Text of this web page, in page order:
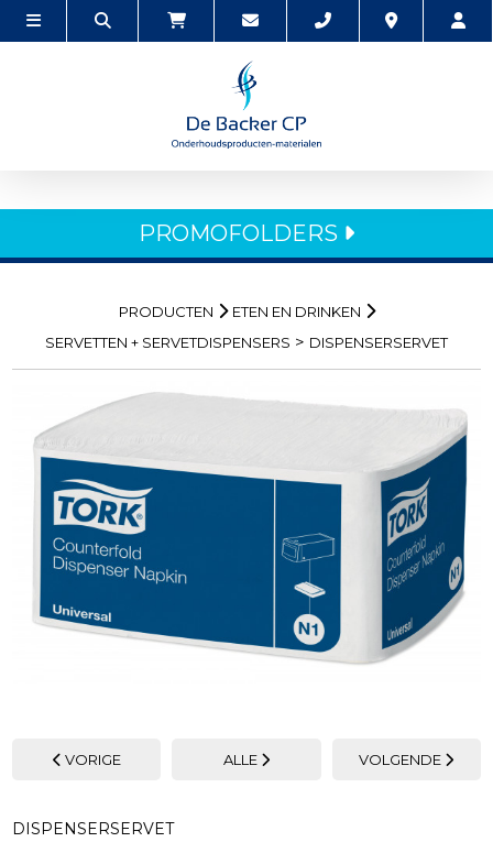
PROMOFOLDERS
PRODUCTEN
ETEN EN DRINKEN
SERVETTEN + SERVETDISPENSERS > DISPENSERSERVET
VORIGE ALLE VOLGENDE
DISPENSERSERVET